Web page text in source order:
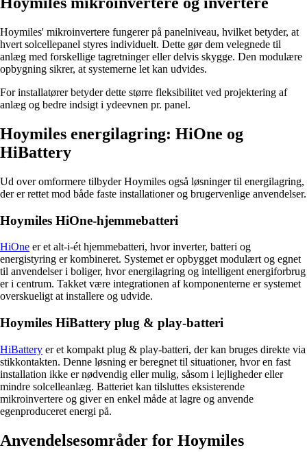
Hoymiles' mikroinvertere fungerer på panelniveau, hvilket betyder, at
hvert solcellepanel styres individuelt. Dette gør dem velegnede til
anlæg med forskellige tagretninger eller delvis skygge. Den modulære
opbygning sikrer, at systemerne let kan udvides.
For installatører betyder dette større fleksibilitet ved projektering af
anlæg og bedre indsigt i ydeevnen pr. panel.
Hoymiles energilagring: HiOne og
HiBattery
Ud over omformere tilbyder Hoymiles også løsninger til energilagring,
der er rettet mod både faste installationer og brugervenlige anvendelser.
Hoymiles HiOne-hjemmebatteri
HiOne er et alt-i-ét hjemmebatteri, hvor inverter, batteri og
energistyring er kombineret. Systemet er opbygget modulært og egnet
til anvendelser i boliger, hvor energilagring og intelligent energiforbrug
er i centrum. Takket være integrationen af komponenterne er systemet
overskueligt at installere og udvide.
Hoymiles HiBattery plug & play-batteri
HiBattery er et kompakt plug & play-batteri, der kan bruges direkte via
stikkontakten. Denne løsning er beregnet til situationer, hvor en fast
installation ikke er nødvendig eller mulig, såsom i lejligheder eller
mindre solcelleanlæg. Batteriet kan tilsluttes eksisterende
mikroinvertere og giver en enkel måde at lagre og anvende
egenproduceret energi på.
Anvendelsesområder for Hoymiles